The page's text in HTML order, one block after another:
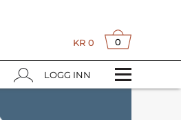
0
KR 0
LOGG INN